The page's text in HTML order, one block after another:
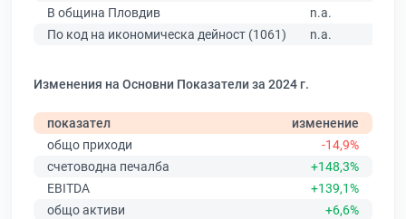
В община Пловдив
n.a.
По код на икономическа дейност (1061)
n.a.
Изменения на Основни Показатели за 2024 г.
показател
изменение
общо приходи
-14,9%
счетоводна печалба
+148,3%
EBITDA
+139,1%
общо активи
+6,6%